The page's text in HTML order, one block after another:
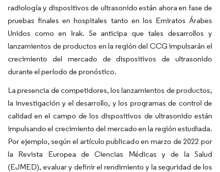
radiología y dispositivos de ultrasonido están ahora en fase de
pruebas finales en hospitales tanto en los Emiratos Árabes
Unidos como en Irak. Se anticipa que tales desarrollos y
lanzamientos de productos en la región del CCG impulsarán el
crecimiento del mercado de dispositivos de ultrasonido
durante el período de pronóstico.
La presencia de competidores, los lanzamientos de productos,
la investigación y el desarrollo, y los programas de control de
calidad en el campo de los dispositivos de ultrasonido están
impulsando el crecimiento del mercado en la región estudiada.
Por ejemplo, según el artículo publicado en marzo de 2022 por
la Revista Europea de Ciencias Médicas y de la Salud
(EJMED), evaluar y definir el rendimiento y la seguridad de los